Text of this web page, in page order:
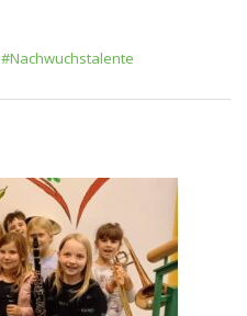
#Nachwuchstalente